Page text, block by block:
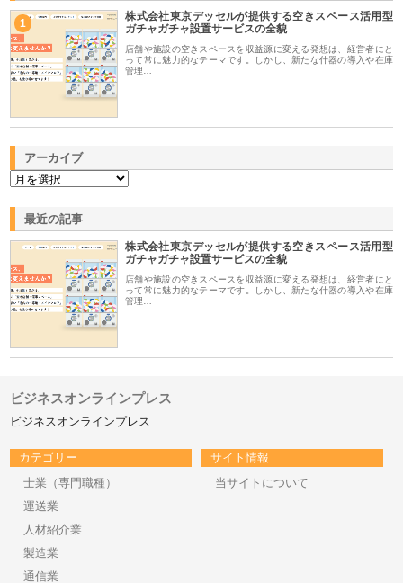
1
株式会社東京デッセルが提供する空きスペース活用型
ガチャガチャ設置サービスの全貌
店舗や施設の空きスペースを収益源に変える発想は、経営者にと
って常に魅力的なテーマです。しかし、新たな什器の導入や在庫
管理…
アーカイブ
最近の記事
株式会社東京デッセルが提供する空きスペース活用型
ガチャガチャ設置サービスの全貌
店舗や施設の空きスペースを収益源に変える発想は、経営者にと
って常に魅力的なテーマです。しかし、新たな什器の導入や在庫
管理…
ビジネスオンラインプレス
ビジネスオンラインプレス
カテゴリー
士業（専門職種）
運送業
人材紹介業
製造業
通信業
サイト情報
当サイトについて